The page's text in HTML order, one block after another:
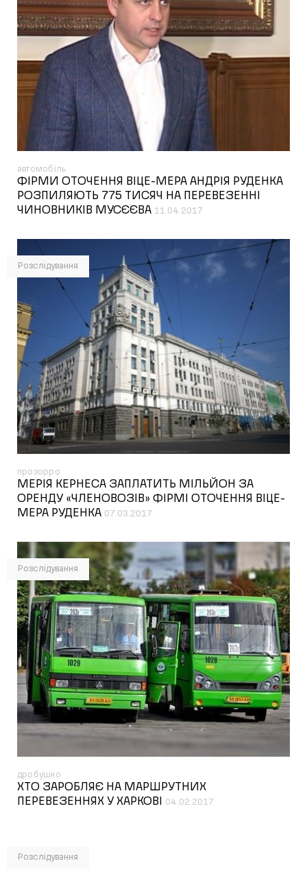
автомобіль
ФІРМИ ОТОЧЕННЯ ВІЦЕ-МЕРА АНДРІЯ РУДЕНКА
РОЗПИЛЯЮТЬ 775 ТИСЯЧ НА ПЕРЕВЕЗЕННІ
ЧИНОВНИКІВ МУСЄЄВА 11.04.2017
Розслідування
прозорро
МЕРІЯ КЕРНЕСА ЗАПЛАТИТЬ МІЛЬЙОН ЗА
ОРЕНДУ «ЧЛЕНОВОЗІВ» ФІРМІ ОТОЧЕННЯ ВІЦЕ-
МЕРА РУДЕНКА 07.03.2017
Розслідування
дробушко
ХТО ЗАРОБЛЯЄ НА МАРШРУТНИХ
ПЕРЕВЕЗЕННЯХ У ХАРКОВІ
04.02.2017
Розслідування